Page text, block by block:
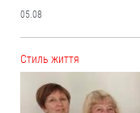
05.08
Cтиль життя